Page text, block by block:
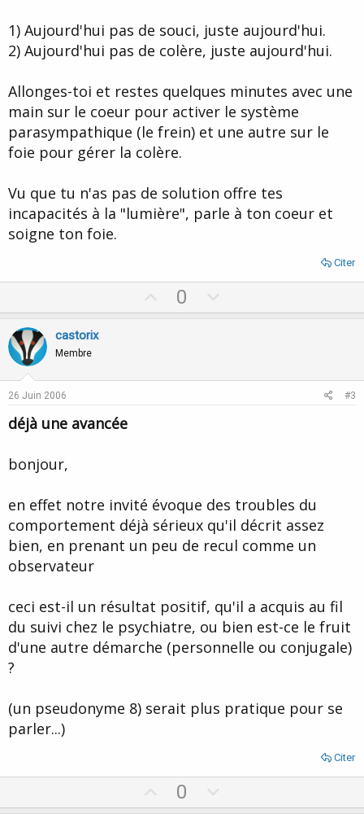
1) Aujourd'hui pas de souci, juste aujourd'hui.
2) Aujourd'hui pas de colère, juste aujourd'hui.
Allonges-toi et restes quelques minutes avec une
main sur le coeur pour activer le système
parasympathique (le frein) et une autre sur le
foie pour gérer la colère.
Vu que tu n'as pas de solution offre tes
incapacités à la "lumière", parle à ton coeur et
soigne ton foie.
Citer
p
t
0
o
v
castorix
Membre
26 Juin 2006 #3
déjà une avancée
bonjour,
en effet notre invité évoque des troubles du
comportement déjà sérieux qu'il décrit assez
bien, en prenant un peu de recul comme un
observateur
ceci est-il un résultat positif, qu'il a acquis au fil
du suivi chez le psychiatre, ou bien est-ce le fruit
d'une autre démarche (personnelle ou conjugale)
?
(un pseudonyme 8) serait plus pratique pour se
parler...)
Citer
0